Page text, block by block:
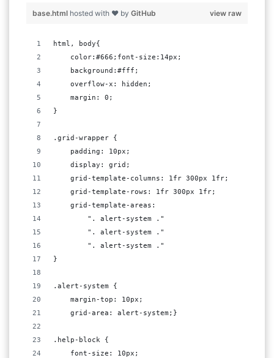
view raw
base.html hosted with ❤ by GitHub
html, body{
    color:#666;font-size:14px;
    background:#fff;
    overflow-x: hidden;
    margin: 0;
}
.grid-wrapper {
    padding: 10px;
    display: grid;
    grid-template-columns: 1fr 300px 1fr;
    grid-template-rows: 1fr 300px 1fr;
    grid-template-areas:
        ". alert-system ."
        ". alert-system ."
        ". alert-system ."
}
.alert-system {
    margin-top: 10px;
    grid-area: alert-system;}
.help-block {
    font-size: 10px;